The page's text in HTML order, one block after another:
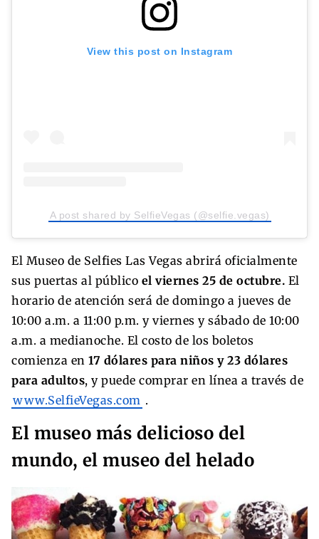
View this post on Instagram
A post shared by SelfieVegas (@selfie.vegas)
El Museo de Selfies Las Vegas abrirá oficialmente
sus puertas al público el viernes 25 de octubre. El
horario de atención será de domingo a jueves de
10:00 a.m. a 11:00 p.m. y viernes y sábado de 10:00
a.m. a medianoche. El costo de los boletos
comienza en 17 dólares para niños y 23 dólares
para adultos, y puede comprar en línea a través de
www.SelfieVegas.com .
El museo más delicioso del
mundo, el museo del helado